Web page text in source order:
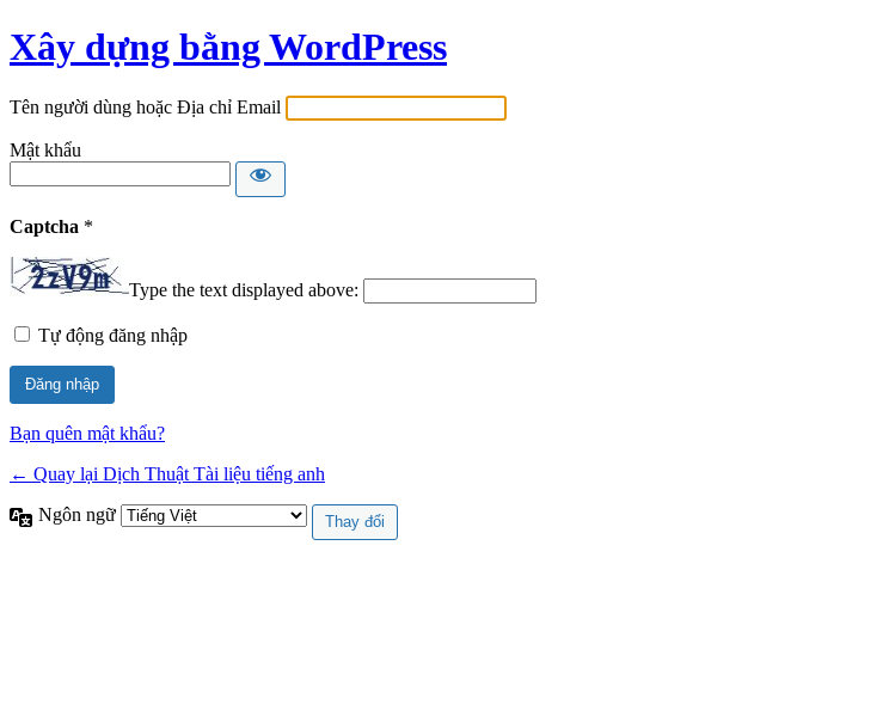
Xây dựng bằng WordPress
Tên người dùng hoặc Địa chỉ Email
Mật khẩu
Captcha *
Type the text displayed above:
Tự động đăng nhập
Bạn quên mật khẩu?
← Quay lại Dịch Thuật Tài liệu tiếng anh
Ngôn ngữ